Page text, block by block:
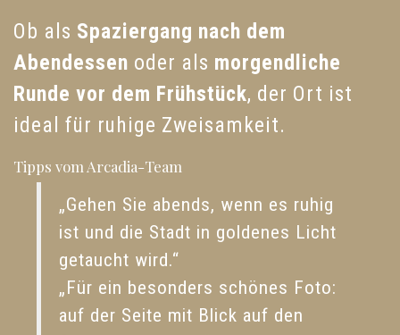
Ob als Spaziergang nach dem
Abendessen oder als morgendliche
Runde vor dem Frühstück, der Ort ist
ideal für ruhige Zweisamkeit.
Tipps vom Arcadia-Team
„Gehen Sie abends, wenn es ruhig
ist und die Stadt in goldenes Licht
getaucht wird.“
„Für ein besonders schönes Foto:
auf der Seite mit Blick auf den